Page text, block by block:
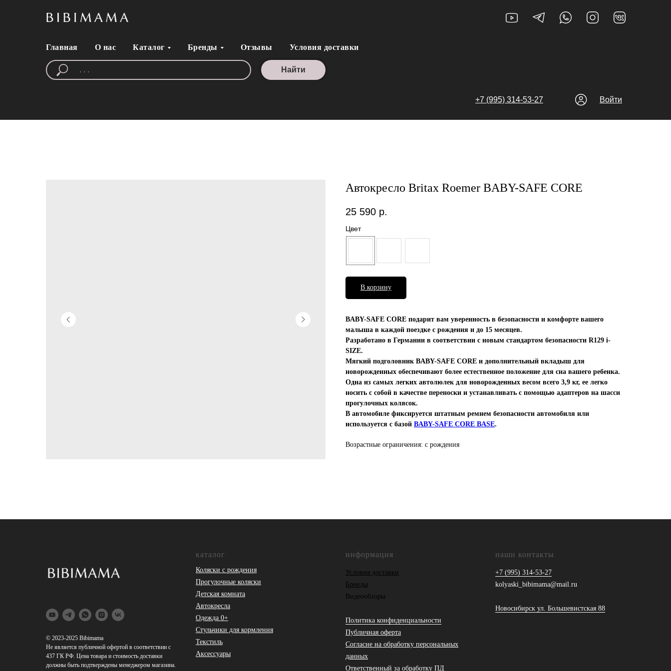
Главная О нас Каталог Бренды Отзывы Условия доставки
Найти
Войти
+7 (995) 314-53-27
Автокресло Britax Roemer BABY-SAFE CORE
25 590 р.
Цвет
В корзину
BABY-SAFE CORE подарит вам уверенность в безопасности и комфорте вашего
малыша в каждой поездке с рождения и до 15 месяцев.
Разработано в Германии в соответствии с новым стандартом безопасности R129 i-
SIZE.
Мягкий подголовник BABY-SAFE CORE и дополнительный вкладыш для
новорожденных обеспечивают более естественное положение для сна вашего ребенка.
Одна из самых легких автолюлек для новорожденных весом всего 3,9 кг, ее легко
носить с собой в качестве переноски и устанавливать с помощью адаптеров на шасси
прогулочных колясок.
В автомобиле фиксируется штатным ремнем безопасности автомобиля или
используется с базой BABY-SAFE CORE BASE.
Возрастные ограничения: с рождения
© 2023-2025 Bibimama
Не является публичной офертой в соответствии с
437 ГК РФ. Цена товара и стоимость доставки
должны быть подтверждены менеджером магазина.
каталог
Коляски с рождения
Прогулочные коляски
Детская комната
Автокресла
Одежда 0+
Стульчики для кормления
Текстиль
Аксессуары
информация
Условия доставки
Бренды
Видеообзоры
Политика конфиденциальности
Публичная оферта
Согласие на обработку персональных
данных
Ответственный за обработку ПД
наши контакты
+7 (995) 314-53-27
kolyaski_bibimama@mail.ru
Новосибирск ул. Большевистская 88